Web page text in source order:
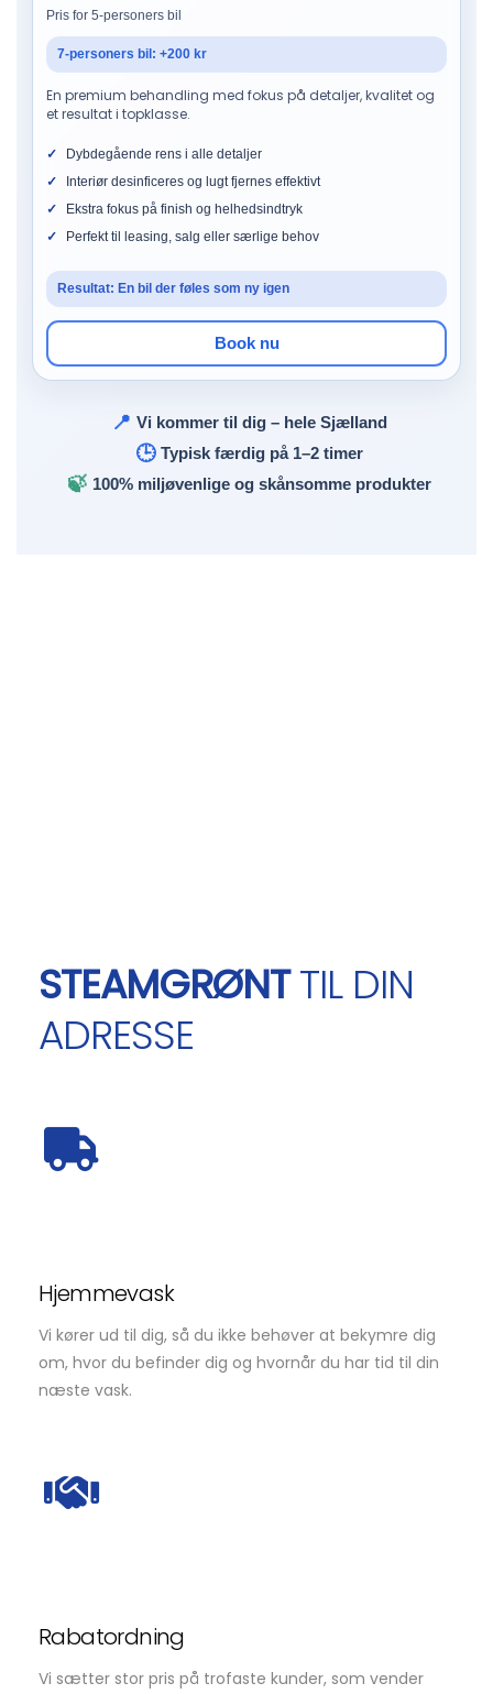
Pris for 5-personers bil
7-personers bil: +200 kr
En premium behandling med fokus på detaljer, kvalitet og
et resultat i topklasse.
Dybdegående rens i alle detaljer
Interiør desinficeres og lugt fjernes effektivt
Ekstra fokus på finish og helhedsindtryk
Perfekt til leasing, salg eller særlige behov
Resultat: En bil der føles som ny igen
Book nu
📍 Vi kommer til dig – hele Sjælland
🕒 Typisk færdig på 1–2 timer
🍃 100% miljøvenlige og skånsomme produkter
STEAMGRØNTTIL DIN
ADRESSE
Hjemmevask
Vi kører ud til dig, så du ikke behøver at bekymre dig
om, hvor du befinder dig og hvornår du har tid til din
næste vask.
Rabatordning
Vi sætter stor pris på trofaste kunder, som vender